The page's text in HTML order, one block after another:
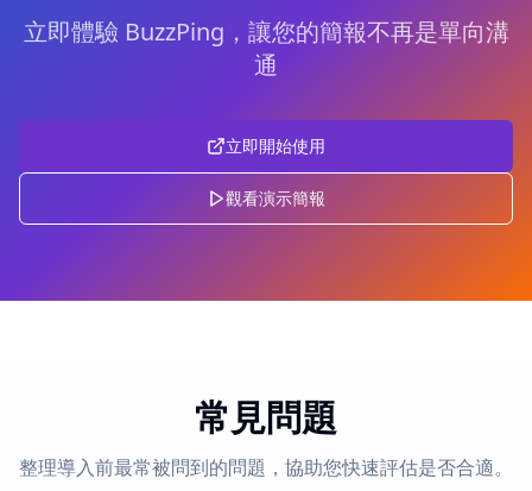
立即體驗 BuzzPing，讓您的簡報不再是單向溝
通
立即開始使用
觀看演示簡報
常見問題
整理導入前最常被問到的問題，協助您快速評估是否合適。